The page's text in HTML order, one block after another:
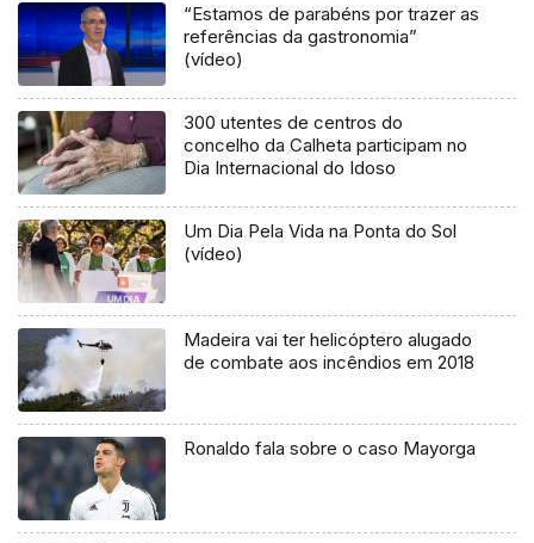
“Estamos de parabéns por trazer as
referências da gastronomia”
(vídeo)
300 utentes de centros do
concelho da Calheta participam no
Dia Internacional do Idoso
Um Dia Pela Vida na Ponta do Sol
(vídeo)
Madeira vai ter helicóptero alugado
de combate aos incêndios em 2018
Ronaldo fala sobre o caso Mayorga